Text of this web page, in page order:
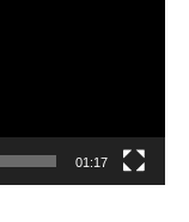
01:17